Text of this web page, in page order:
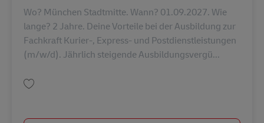
Wo? München Stadtmitte. Wann? 01.09.2027. Wie
lange? 2 Jahre. Deine Vorteile bei der Ausbildung zur
Fachkraft Kurier-, Express- und Postdienstleistungen
(m/w/d). Jährlich steigende Ausbildungsvergü...